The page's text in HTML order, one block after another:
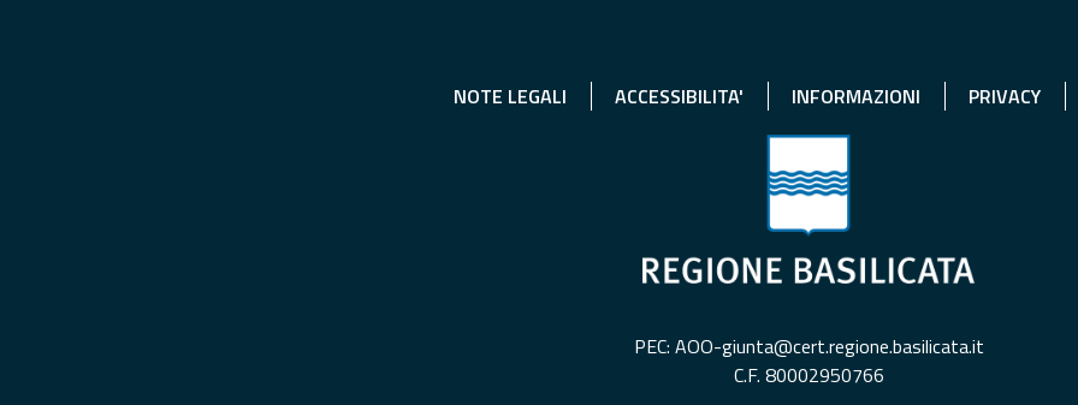
NOTE LEGALI ACCESSIBILITA' INFORMAZIONI PRIVACY
PEC: AOO-giunta@cert.regione.basilicata.it
C.F. 80002950766